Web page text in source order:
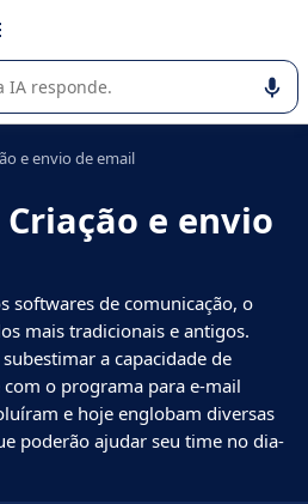
ou na seleção de software
e envio de email
e envio
softwares de comunicação, o
mais tradicionais e antigos.
a capacidade de
o programa para e-mail
e hoje englobam diversas
poderão ajudar seu time no dia-